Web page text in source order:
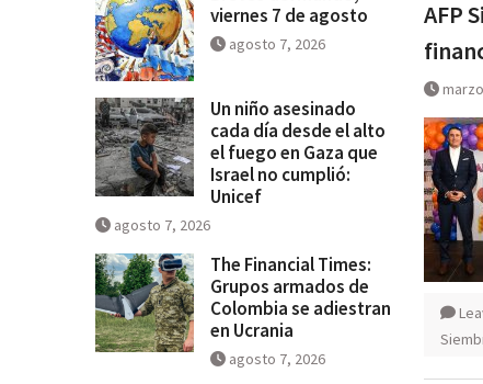
se salga de control
Breves del mundo, viernes 7
AFP
viernes 7 de agosto
agosto 7, 2026
Un niño asesinado
cada día desde el alto
el fuego en Gaza que
Israel no cumplió:
Unicef
agosto 7, 2026
The Financial Times:
Grupos armados de
Colombia se adiestran
en Ucrania
agosto 7, 2026